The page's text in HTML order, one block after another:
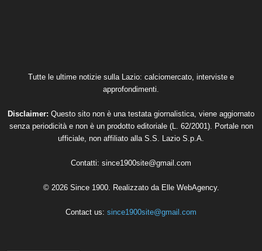
Tutte le ultime notizie sulla Lazio: calciomercato, interviste e
approfondimenti.
Disclaimer: Questo sito non è una testata giornalistica, viene aggiornato
senza periodicità e non è un prodotto editoriale (L. 62/2001). Portale non
ufficiale, non affiliato alla S.S. Lazio S.p.A.
Contatti: since1900site@gmail.com
© 2026 Since 1900. Realizzato da Elle WebAgency.
Contact us: since1900site@gmail.com